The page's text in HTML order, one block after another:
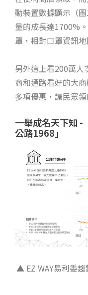
動裝置數據顯示（
量的成長達1700%
罩，相對口罩資訊
另外這上看200萬人
商和通路看好的大
多項優惠，讓民眾
一舉成名天下知 -
公路1968」
▲ EZ WAY易利委